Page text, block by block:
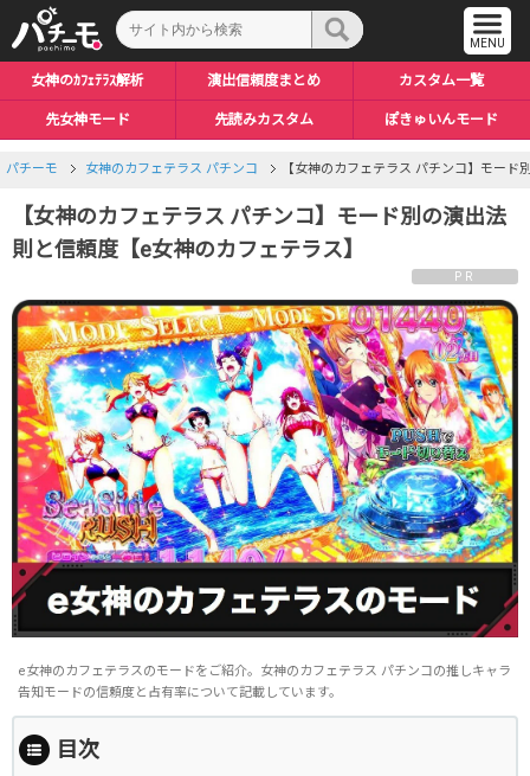
女神のｶﾌｪﾃﾗｽ解析 演出信頼度まとめ カスタム一覧
先女神モード 先読みカスタム ぽきゅいんモード
パチーモ 女神のカフェテラス パチンコ 【女神のカフェテラス パチンコ】モー
【女神のカフェテラス パチンコ】モード別の演出法
則と信頼度【e女神のカフェテラス】
PR
e女神のカフェテラスのモードをご紹介。女神のカフェテラス パチンコの推しキャラ
告知モードの信頼度と占有率について記載しています。
目次